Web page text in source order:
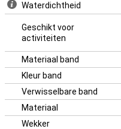
Waterdichtheid
Geschikt voor
activiteiten
Materiaal band
Kleur band
Verwisselbare band
Materiaal
Wekker